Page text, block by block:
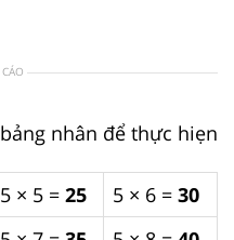
nhân để thực hiẹn
5 × 5 = 25 5 × 6 = 30